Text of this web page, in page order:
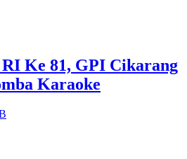
Ke 81, GPI Cikarang
Karaoke